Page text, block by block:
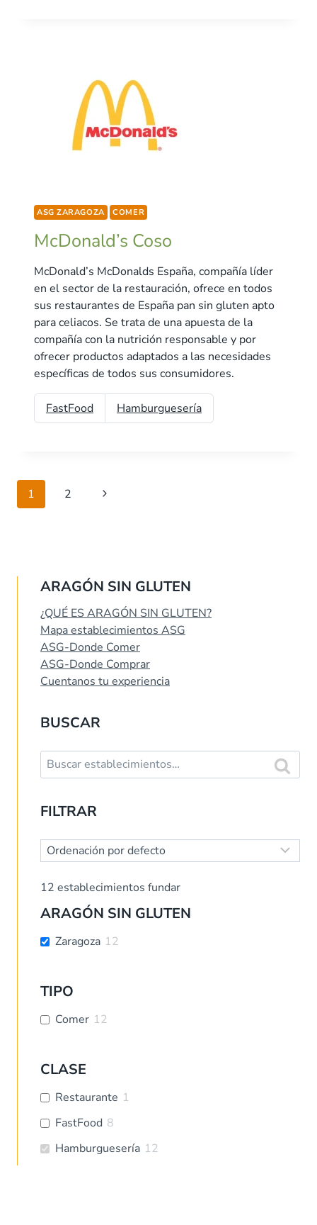
ASG ZARAGOZA COMER
McDonald’s Coso
McDonald’s McDonalds España, compañía líder
en el sector de la restauración, ofrece en todos
sus restaurantes de España pan sin gluten apto
para celiacos. Se trata de una apuesta de la
compañía con la nutrición responsable y por
ofrecer productos adaptados a las necesidades
específicas de todos sus consumidores.
FastFood Hamburguesería
Navegación
de
1 2
Siguiente
ARAGÓN SIN GLUTEN
¿QUÉ ES ARAGÓN SIN GLUTEN?
Mapa establecimientos ASG
ASG-Donde Comer
ASG-Donde Comprar
Cuentanos tu experiencia
BUSCAR
Buscar:
Buscar
FILTRAR
12 establecimientos fundar
ARAGÓN SIN GLUTEN
Zaragoza 12
TIPO
Comer 12
CLASE
Restaurante 1
FastFood 8
Hamburguesería 12